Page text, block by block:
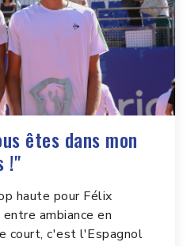
êtes dans mon
!"
haute pour Félix
ambiance en
court, c'est l'Espagnol